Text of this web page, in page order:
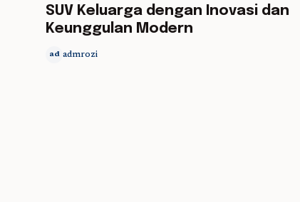
SUV Keluarga dengan Inovasi dan
Keunggulan Modern
ad admrozi